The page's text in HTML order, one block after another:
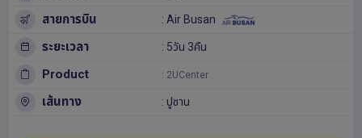
สายการบิน : Air Busan
ระยะเวลา : 5วัน 3คืน
Product : 2UCenter
เส้นทาง : ปูซาน